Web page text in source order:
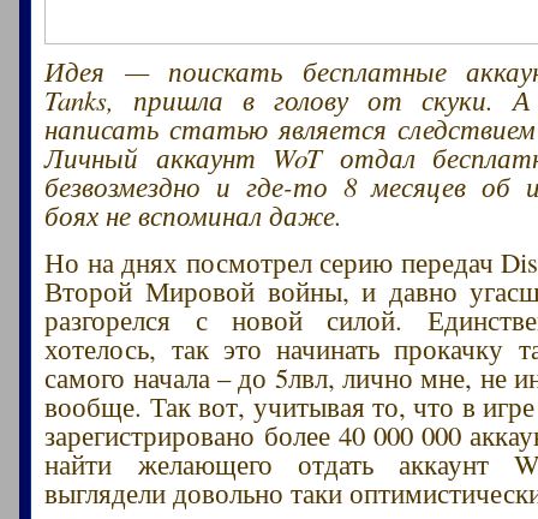
Идея — поискать бесплатные
Tanks, пришла в голову от скуки.
написать статью является
Личный аккаунт WoT отдал
безвозмездно и где-то 8 месяцев об
боях не вспоминал даже.
Но на днях посмотрел серию передач
Второй Мировой войны, и давно
разгорелся с новой силой.
хотелось, так это начинать прокачку
самого начала – до 5лвл, лично мне, не
вообще. Так вот, учитывая то, что в
зарегистрировано более 40 000 000
найти желающего отдать аккаунт
выглядели довольно таки